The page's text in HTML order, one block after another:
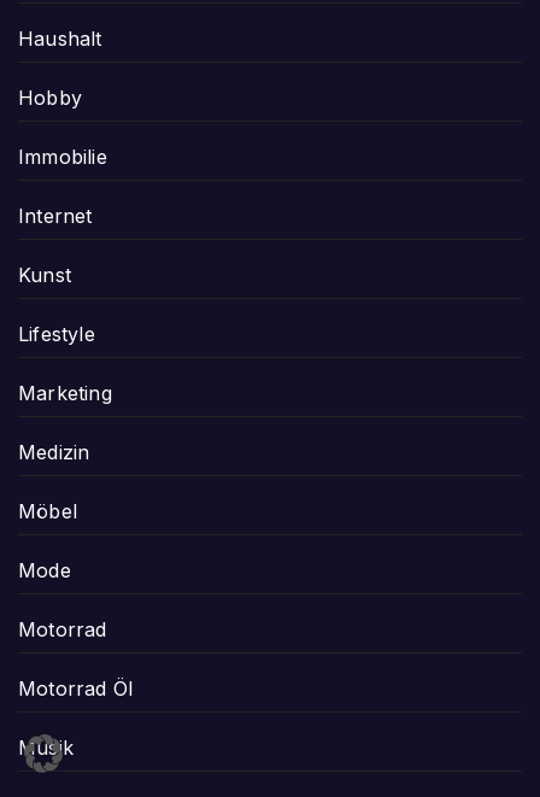
Haushalt
Hobby
Immobilie
Internet
Kunst
Lifestyle
Marketing
Medizin
Möbel
Mode
Motorrad
Motorrad Öl
Musik